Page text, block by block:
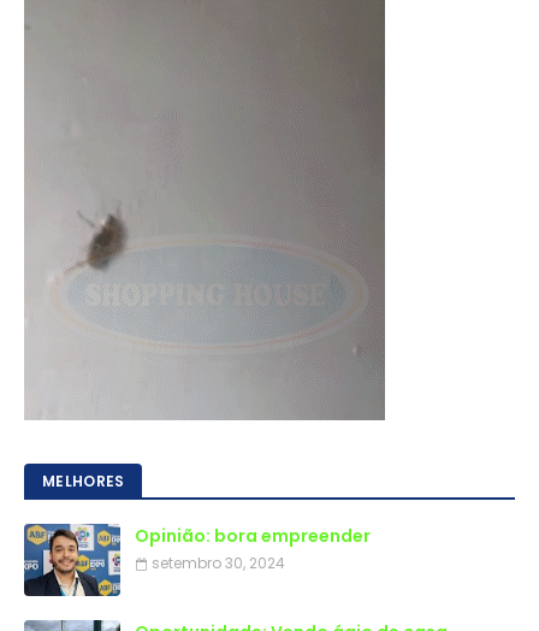
MELHORES
Opinião: bora empreender
setembro 30, 2024